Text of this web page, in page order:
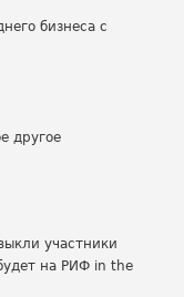
бизнеса с
другое
участники
на РИФ in the